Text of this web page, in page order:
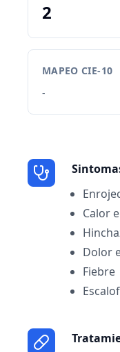
2
MAPEO CIE-10
-
Calor
Dolor
Fiebre